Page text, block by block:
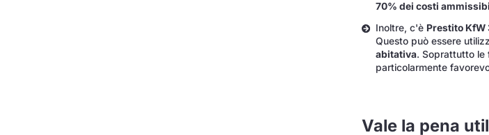
70% dei costi
Inoltre, c'è Prestito
Questo può essere
abitativa. Soprattutto le
particolarmente
Vale la pena